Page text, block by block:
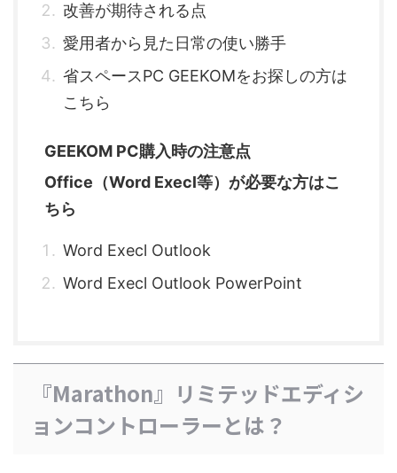
改善が期待される点
愛用者から見た日常の使い勝手
省スペースPC GEEKOMをお探しの方は
こちら
GEEKOM PC購入時の注意点
Office（Word Execl等）が必要な方はこ
ちら
Word Execl Outlook
Word Execl Outlook PowerPoint
『Marathon』リミテッドエディシ
ョンコントローラーとは？